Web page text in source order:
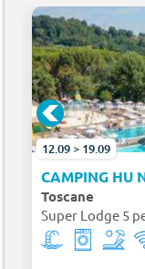
12.09 > 19.09
CAMPING HU
Toscane
Super Lodge 5